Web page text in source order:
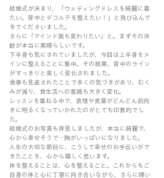
結婚式が決まり、「ウェディングドレスを綺麗に着
たい。背中とデコルテを整えたい！」と飛び込んで
きてくださいました。
さらに「マインド面も変わりたい」と。まずその決
断が本当に素晴らしいです。
下半身も気にされていましたが、今回は上半身をメ
インに整えることに集中。その結果、背中のライン
がすっきりと美しく変化されました。
食事も見直されたことで多くの気づきがあり、むく
みが減り、食生活への意識も大きく変化。
レッスンを重ねる中で、表情や言葉がどんどん前向
きに明るくなっていかれたのがとても印象的でし
た。
結婚式のお写真も拝見しましたが、本当に綺麗で、
心から幸せそうで…胸がいっぱいになりました。
人生の大切な節目に、こうして幸せのお手伝いがで
きたことを、心から嬉しく思います。
体を整えることは、心を整えること。これからもご
自身の体と心に丁寧に向き合いながら、さらに輝い